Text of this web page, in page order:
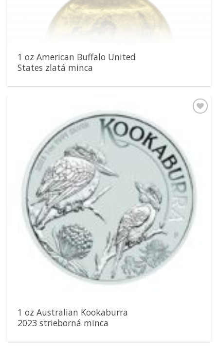
1 oz American Buffalo United
States zlatá minca
1 oz Australian Kookaburra
2023 strieborná minca